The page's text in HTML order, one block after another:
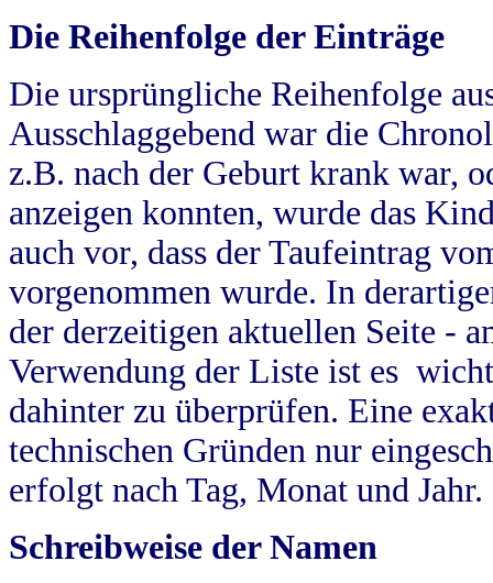
Die Reihenfolge der Einträge
Die ursprüngliche Reihenfolge
Ausschlaggebend war die
z.B. nach der Geburt krank war,
anzeigen konnten, wurde das
auch vor, dass der Taufeintrag
vorgenommen wurde. In
der derzeitigen aktuellen Seite -
Verwendung der Liste ist es
dahinter zu überprüfen. Eine
technischen Gründen nur
erfolgt nach Tag, Monat und Jahr.
Schreibweise der Namen